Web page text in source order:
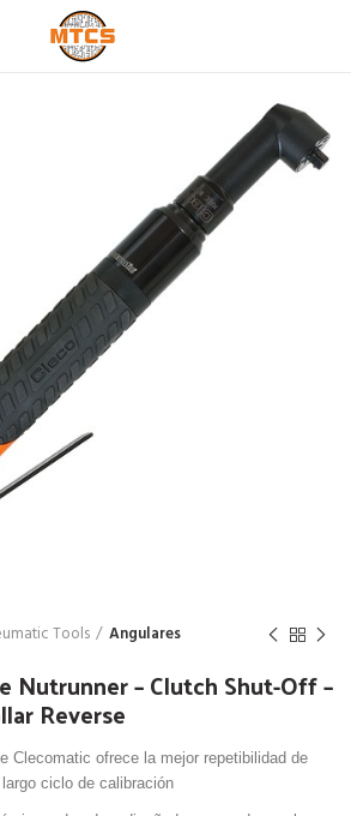
Tools Angulares
Nutrunner – Clutch Shut-Off –
Reverse
Clecomatic ofrece la mejor repetibilidad de
ciclo de calibración